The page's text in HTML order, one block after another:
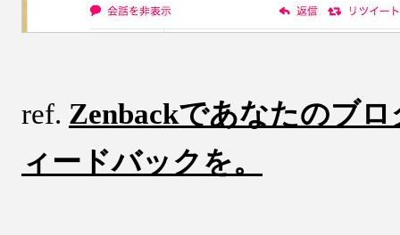
ref. Zenbackであなたのブ
ィードバックを。